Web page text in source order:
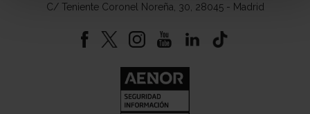
C/ Teniente Coronel Noreña, 30, 28045 - Madrid